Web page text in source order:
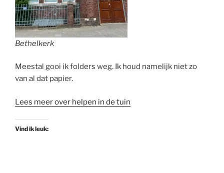
Bethelkerk
Meestal gooi ik folders weg. Ik houd namelijk niet zo
van al dat papier.
Lees meer over helpen in de tuin
Vind ik leuk: